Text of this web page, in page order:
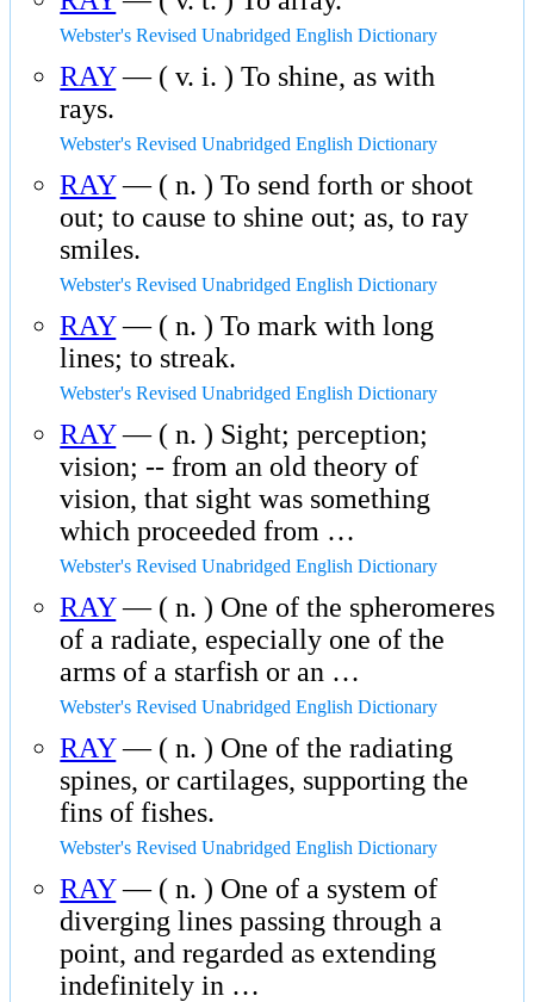
Webster's Revised Unabridged English Dictionary
RAY— ( v. i. ) To shine, as with
rays.
Webster's Revised Unabridged English Dictionary
RAY— ( n. ) To send forth or shoot
out; to cause to shine out; as, to ray
smiles.
Webster's Revised Unabridged English Dictionary
RAY— ( n. ) To mark with long
lines; to streak.
Webster's Revised Unabridged English Dictionary
RAY— ( n. ) Sight; perception;
vision; -- from an old theory of
vision, that sight was something
which proceeded from …
Webster's Revised Unabridged English Dictionary
RAY— ( n. ) One of the spheromeres
of a radiate, especially one of the
arms of a starfish or an …
Webster's Revised Unabridged English Dictionary
RAY— ( n. ) One of the radiating
spines, or cartilages, supporting the
fins of fishes.
Webster's Revised Unabridged English Dictionary
RAY— ( n. ) One of a system of
diverging lines passing through a
point, and regarded as extending
indefinitely in …